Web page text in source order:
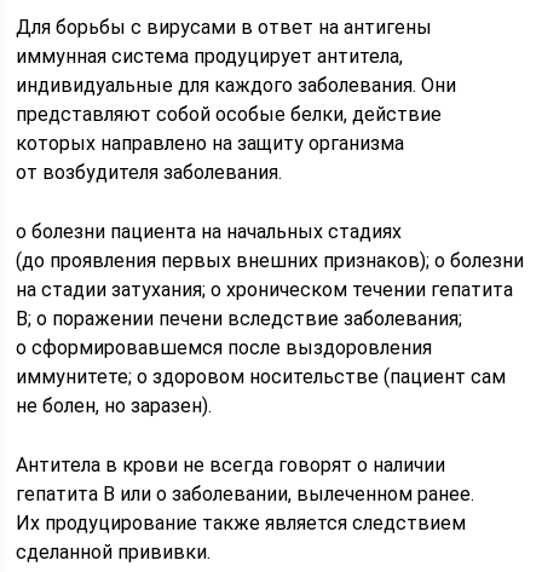
Для борьбы с вирусами в ответ на антигены
иммунная система продуцирует антитела,
индивидуальные для каждого заболевания. Они
представляют собой особые белки, действие
которых направлено на защиту организма
от возбудителя заболевания.
о болезни пациента на начальных стадиях
(до проявления первых внешних признаков); о болезни
на стадии затухания; о хроническом течении гепатита
В; о поражении печени вследствие заболевания;
о сформировавшемся после выздоровления
иммунитете; о здоровом носительстве (пациент сам
не болен, но заразен).
Антитела в крови не всегда говорят о наличии
гепатита В или о заболевании, вылеченном ранее.
Их продуцирование также является следствием
сделанной прививки.